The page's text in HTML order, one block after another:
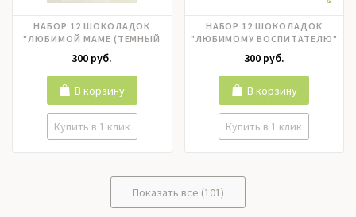
НАБОР 12 ШОКОЛАДОК
"ЛЮБИМОЙ МАМЕ (ТЕМНЫЙ
ФОН)"
300 руб.
Купить в 1 клик
В корзину
НАБОР 12 ШОКОЛАДОК
"ЛЮБИМОМУ ВОСПИТАТЕЛЮ"
300 руб.
Купить в 1 клик
В корзину
Показать все (101)